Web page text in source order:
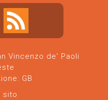
Vincenzo de' Paoli
GB
sito